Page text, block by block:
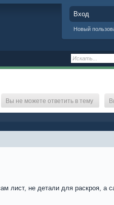
Вход
Новый
Вы не можете ответить в тему
лист, не детали для раскроя, а